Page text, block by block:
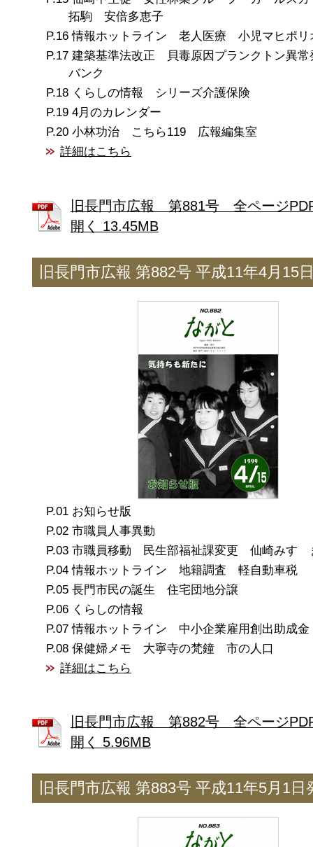
拓駒 安倍多恵子
情報ホットライン 老人医療 小児マヒポリ
建築基準法改正 貝毒原因プランクトン異
バンク
くらしの情報 シリーズ介護保険
4月のカレンダー
小林功治 こちら119 広報編集室
詳細はこちら
旧長門市広報 第881号 全ページ
開く 13.45MB
旧長門市広報 第882号 平成11年4月15
お知らせ版
市職員人事異動
市職員移動 民生部福祉課変更 仙崎みすゞ
情報ホットライン 地籍調査 軽自動車税
長門市民の誕生 住宅団地分譲
くらしの情報
情報ホットライン 中小企業雇用創出助成金
保健婦メモ 大寧寺の梵鐘 市の人口
詳細はこちら
旧長門市広報 第882号 全ページ
開く 5.96MB
旧長門市広報 第883号 平成11年5月1日